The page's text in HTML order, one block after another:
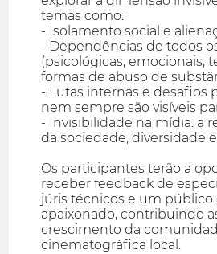
temas como:
- Isolamento social e
- Dependências de todos
(psicológicas, emocionais,
formas de abuso de
- Lutas internas e desafios
nem sempre são visíveis
- Invisibilidade na mídia: a
da sociedade, diversidade
Os participantes terão a
receber feedback de
júris técnicos e um público
apaixonado, contribuindo
crescimento da
cinematográfica local.